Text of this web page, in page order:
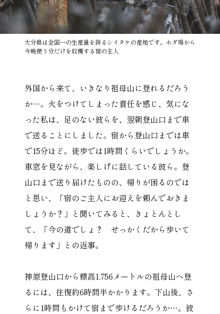
大分県は全国一の生産量を誇るシイタケの産地です。ホダ場から
今晩使う分だけを収穫する宿の主人
外国から来て、いきなり祖母山に登れるだろう
か…。火をつけてしまった責任を感じ、気にな
った私は、足のない彼らを、翌朝登山口まで車
で送ることにしました。宿から登山口までは車
で15分ほど。徒歩では1時間くらいでしょうか。
車窓を見ながら、楽しげに話している彼ら。登
山口まで送り届けたものの、帰りが困るのでは
と思い、「宿のご主人にお迎えを頼んでおきま
しょうか？」と聞いてみると、きょとんとし
て、「今の道でしょ？ せっかくだから歩いて
帰ります」との返事。
神原登山口から標高1,756メートルの祖母山へ登
るには、往復約6時間半かかります。下山後、さ
らに1時間もかけて宿まで歩けるだろうか…。彼